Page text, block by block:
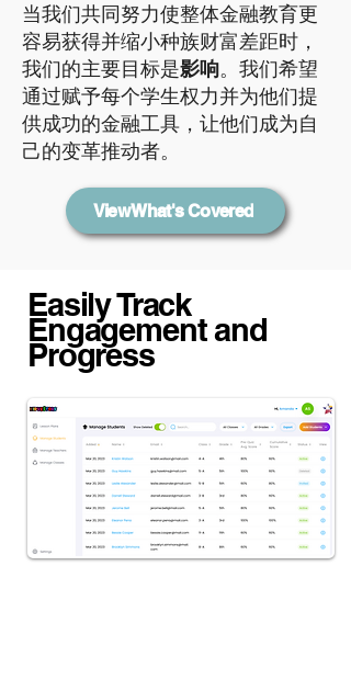
当我们共同努力使整体金融教育更
容易获得并缩小种族财富差距时，
我们的主要目标是影响。我们希望
通过赋予每个学生权力并为他们提
供成功的金融工具，让他们成为自
己的变革推动者。
View What's Covered
Easily Track
Engagement and
Progress